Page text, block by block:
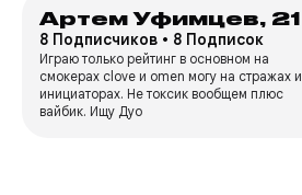
Артем Уфимцев, 21
8 Подписчиков • 8 Подписок
Играю только рейтинг в основном на
смокерах clove и omen могу на стражах и
инициаторах. Не токсик вообщем плюс
вайбик. Ищу Дуо